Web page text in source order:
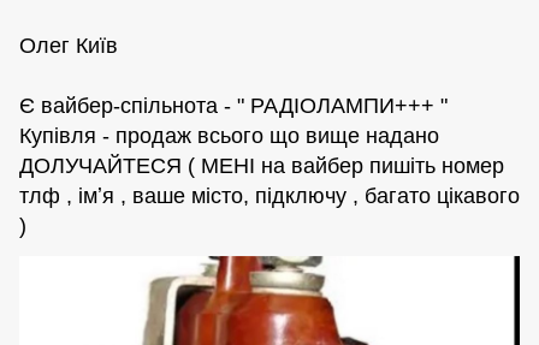
Олег Київ
Є вайбер-спільнота - " РАДІОЛАМПИ+++ "
Купівля - продаж всього що вище надано
ДОЛУЧАЙТЕСЯ ( МЕНІ на вайбер пишіть номер
тлф , імʼя , ваше місто, підключу , багато цікавого
)